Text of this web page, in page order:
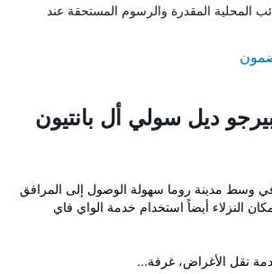
المحلية المقدرة والرسوم المستحقة عند
ديل سولي أل بانتيون
في وسط مدينة روما سهولة الوصول إلى المرافق
النزلاء أيضاً استخدام خدمة الواي فاي
نقل الأغراض، غرفة...